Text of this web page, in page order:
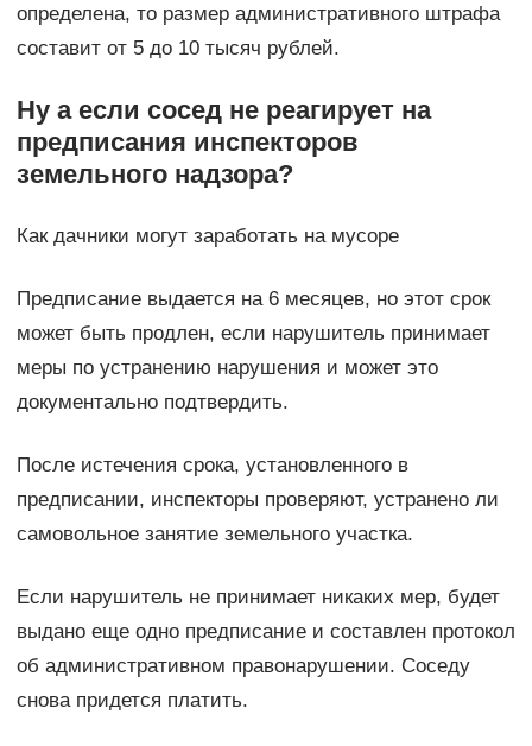
определена, то размер административного штрафа
составит от 5 до 10 тысяч рублей.
Ну а если сосед не реагирует на
предписания инспекторов
земельного надзора?
Как дачники могут заработать на мусоре
Предписание выдается на 6 месяцев, но этот срок
может быть продлен, если нарушитель принимает
меры по устранению нарушения и может это
документально подтвердить.
После истечения срока, установленного в
предписании, инспекторы проверяют, устранено ли
самовольное занятие земельного участка.
Если нарушитель не принимает никаких мер, будет
выдано еще одно предписание и составлен протокол
об административном правонарушении. Соседу
снова придется платить.